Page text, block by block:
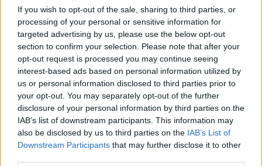
If you wish to opt-out of the sale, sharing to third parties, or
processing of your personal or sensitive information for
targeted advertising by us, please use the below opt-out
section to confirm your selection. Please note that after your
opt-out request is processed you may continue seeing
interest-based ads based on personal information utilized by
us or personal information disclosed to third parties prior to
your opt-out. You may separately opt-out of the further
disclosure of your personal information by third parties on the
IAB’s list of downstream participants. This information may
also be disclosed by us to third parties on the IAB’s List of
Downstream Participants that may further disclose it to other
szellemesen szerkesztett műsoraikkal sok örömet
szereznek közönségüknek. Ezúttal ezer év jellegzetes
magyar dallamait fűzték fel egy történeti-zenetörténeti
szálra.
Azaugusztus 20-i ünnepi koncerttel Kodály Zoltán
születésének 125. évfordulójára emlékeznek. Kevesen
tudják, hogy augusztus 20-a nemcsak Magyarországnak, de
Észtországnak is nemzeti ünnepe, ezért a fesztivál és az